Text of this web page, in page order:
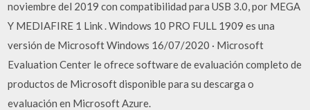
noviembre del 2019 con compatibilidad para USB 3.0, por MEGA
Y MEDIAFIRE 1 Link . Windows 10 PRO FULL 1909 es una
versión de Microsoft Windows 16/07/2020 · Microsoft
Evaluation Center le ofrece software de evaluación completo de
productos de Microsoft disponible para su descarga o
evaluación en Microsoft Azure.